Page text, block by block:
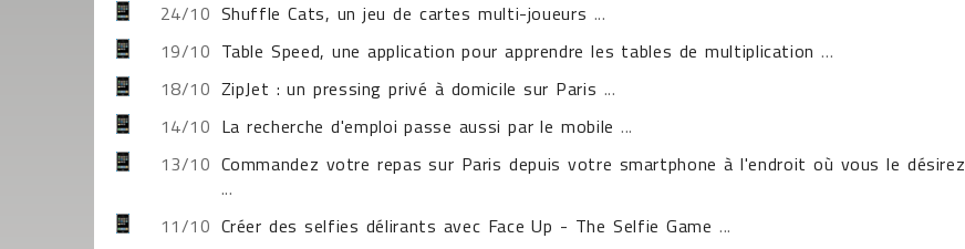
24/10 Shuffle Cats, un jeu de cartes multi-joueurs ...
19/10 Table Speed, une application pour apprendre les tables de multiplication ...
18/10 ZipJet : un pressing privé à domicile sur Paris ...
14/10 La recherche d'emploi passe aussi par le mobile ...
13/10 Commandez votre repas sur Paris depuis votre smartphone à l'endroit où vous le désirez
...
11/10 Créer des selfies délirants avec Face Up - The Selfie Game ...